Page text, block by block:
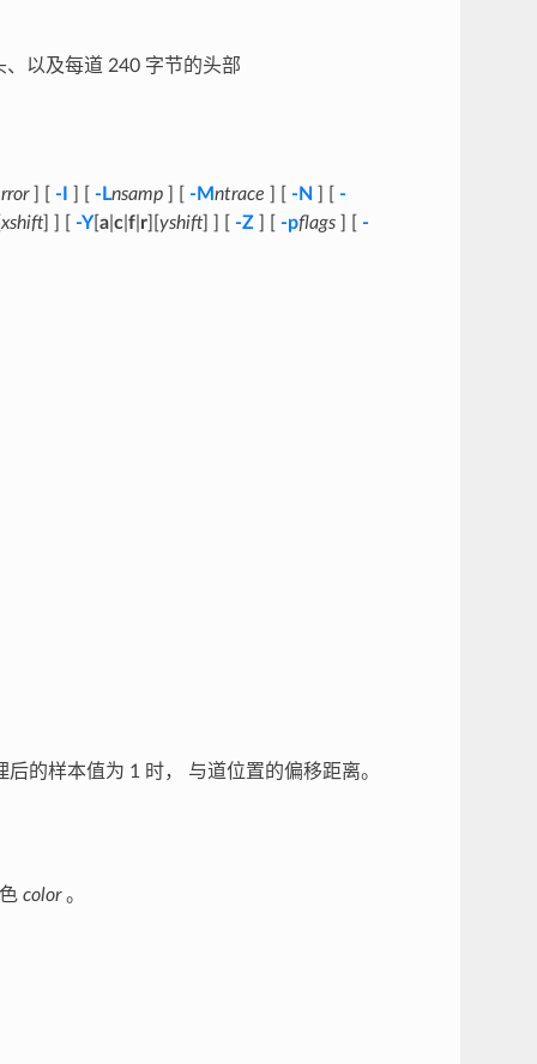
以及每道 240 字节的头部
] [ -I -Lnsamp] [ -Mntrace -N
-
xshift] ] [ -Y[ a| c| f| r][ yshift] ] [ -Z] [ -pflags] [ -
后的样本值为 1 时， 与道位置的偏移距离。
color。